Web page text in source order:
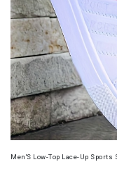
Men'S Low-Top Lace-Up